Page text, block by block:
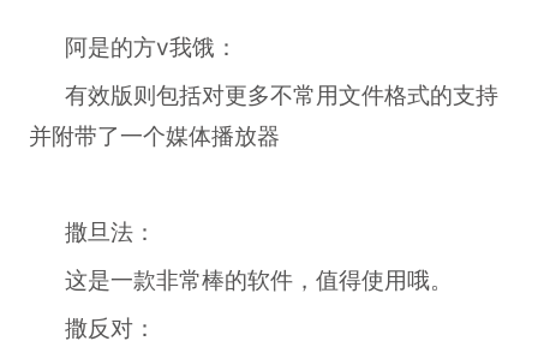
阿是的方v我饿：
有效版则包括对更多不常用文件格式的支持
并附带了一个媒体播放器
撒旦法：
这是一款非常棒的软件，值得使用哦。
撒反对：